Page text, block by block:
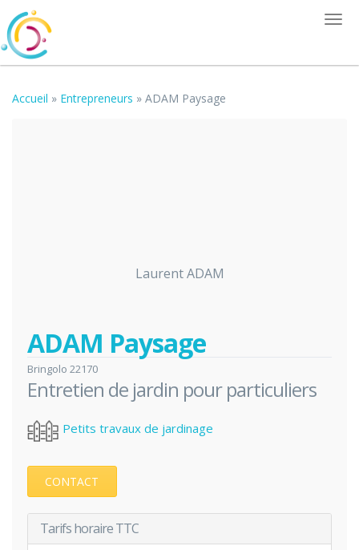
Accueil » Entrepreneurs » ADAM Paysage
Laurent ADAM
ADAM Paysage
Bringolo 22170
Entretien de jardin pour particuliers
Petits travaux de jardinage
CONTACT
Tarifs horaire TTC